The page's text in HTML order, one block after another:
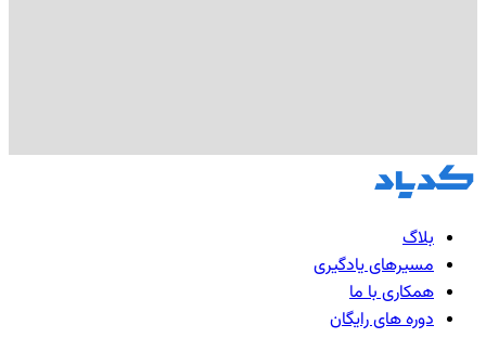
بلاگ
مسیرهای یادگیری
همکاری با ما
دوره های رایگان